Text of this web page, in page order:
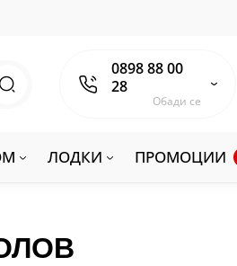
0898 88 00
28
Обади се
ЛОДКИ ПРОМОЦИИ